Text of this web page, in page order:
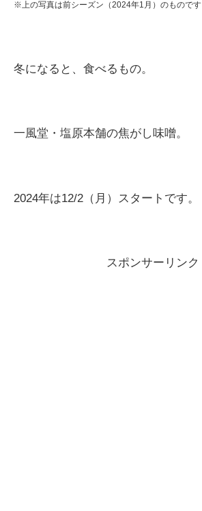
※上の写真は前シーズン（2024年1月）のものです
冬になると、食べるもの。
一風堂・塩原本舗の焦がし味噌。
2024年は12/2（月）スタートです。
スポンサーリンク